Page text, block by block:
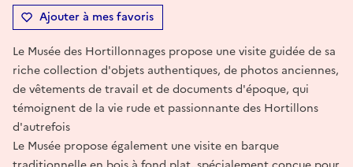
Ajouter à mes favoris
Le Musée des Hortillonnages propose une visite guidée de sa
riche collection d'objets authentiques, de photos anciennes,
de vêtements de travail et de documents d'époque, qui
témoignent de la vie rude et passionnante des Hortillons
d'autrefois
Le Musée propose également une visite en barque